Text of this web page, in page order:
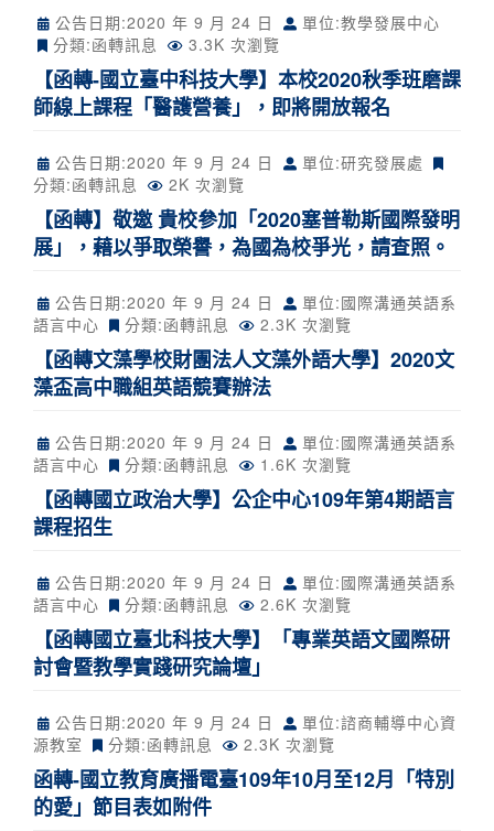
公告日期:2020 年 9 月 24 日
單位:教學發展中心
分類:函轉訊息 3.3K 次瀏覽
【函轉-國立臺中科技大學】本校2020秋季班磨課
師線上課程「醫護營養」，即將開放報名
公告日期:2020 年 9 月 24 日
單位:研究發展處
分類:函轉訊息 2K 次瀏覽
【函轉】敬邀 貴校參加「2020塞普勒斯國際發明
展」，藉以爭取榮譽，為國為校爭光，請查照。
公告日期:2020 年 9 月 24 日
單位:國際溝通英語系
語言中心
分類:函轉訊息 2.3K 次瀏覽
【函轉文藻學校財團法人文藻外語大學】2020文
藻盃高中職組英語競賽辦法
公告日期:2020 年 9 月 24 日
單位:國際溝通英語系
語言中心
分類:函轉訊息 1.6K 次瀏覽
【函轉國立政治大學】公企中心109年第4期語言
課程招生
公告日期:2020 年 9 月 24 日
單位:國際溝通英語系
語言中心
分類:函轉訊息 2.6K 次瀏覽
【函轉國立臺北科技大學】「專業英語文國際研
討會暨教學實踐研究論壇」
公告日期:2020 年 9 月 24 日
單位:諮商輔導中心資
源教室
分類:函轉訊息 2.3K 次瀏覽
函轉-國立教育廣播電臺109年10月至12月「特別
的愛」節目表如附件